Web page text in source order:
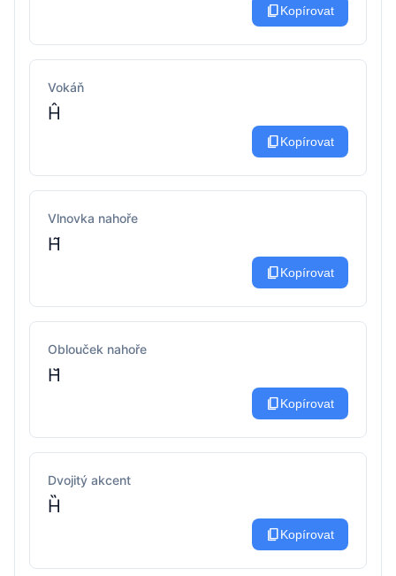
content_copyKopírovat
Vokáň
Ĥ
content_copyKopírovat
Vlnovka nahoře
H̃
content_copyKopírovat
Oblouček nahoře
H̆
content_copyKopírovat
Dvojitý akcent
H̏
content_copyKopírovat